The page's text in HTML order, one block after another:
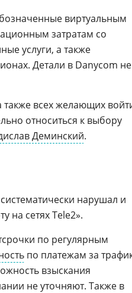
виртуальным
затратам со
услуги, а также
Детали в Danycom не
также всех желающих
относиться к выбору
Деминский.
нарушал и
на сетях Tele2».
по регулярным
по платежам за
взыскания
не уточняют. Также в